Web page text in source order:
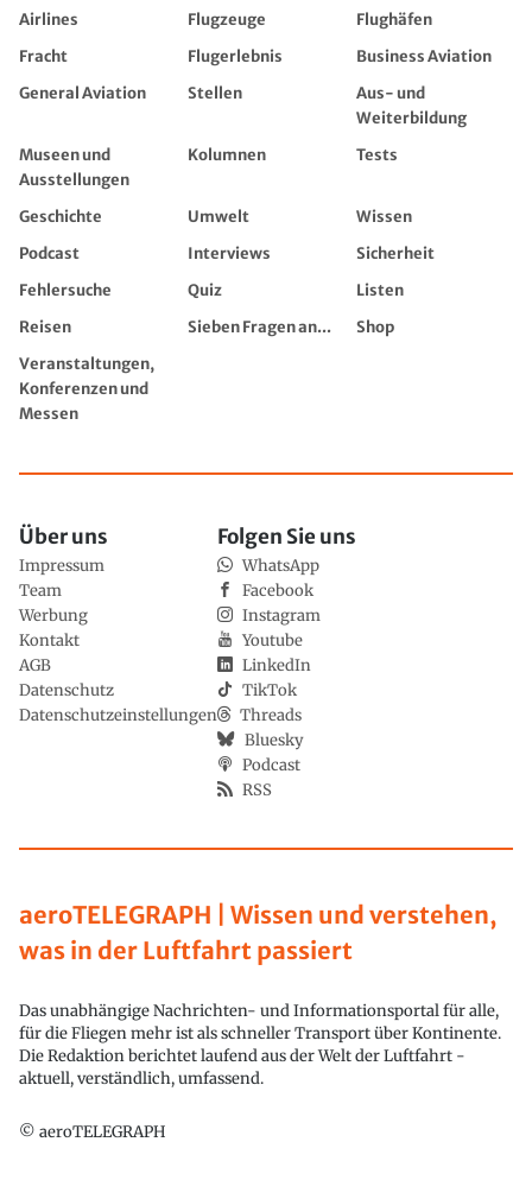
Airlines Flugzeuge
Flughäfen
Fracht
Flugerlebnis
Business Aviation
General Aviation
Stellen
Aus- und
Weiterbildung
Museen und
Ausstellungen
Kolumnen Tests
Geschichte Umwelt
Wissen
Podcast
Interviews
Sicherheit
Fehlersuche
Quiz
Listen
Reisen
Sieben Fragen an...
Shop
Veranstaltungen,
Konferenzen und
Messen
aeroTELEGRAPH | Wissen und verstehen,
was in der Luftfahrt passiert
Das unabhängige Nachrichten- und Informationsportal für alle,
für die Fliegen mehr ist als schneller Transport über Kontinente.
Die Redaktion berichtet laufend aus der Welt der Luftfahrt -
aktuell, verständlich, umfassend.
© aeroTELEGRAPH
Über uns
Impressum
Team
Werbung
Kontakt
AGB
Datenschutz
Datenschutzeinstellungen
Folgen Sie uns
WhatsApp
Facebook
Instagram
Youtube
LinkedIn
TikTok
Threads
Bluesky
Podcast
RSS